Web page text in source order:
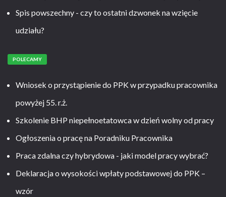
Spis powszechny - czy to ostatni dzwonek na wzięcie
udziału?
POLECAMY
Wniosek o przystąpienie do PPK w przypadku pracownika
powyżej 55. r.ż.
Szkolenie BHP niepełnoetatowca w dzień wolny od pracy
Ogłoszenia o pracę na Poradniku Pracownika
Praca zdalna czy hybrydowa - jaki model pracy wybrać?
Deklaracja o wysokości wpłaty podstawowej do PPK –
wzór